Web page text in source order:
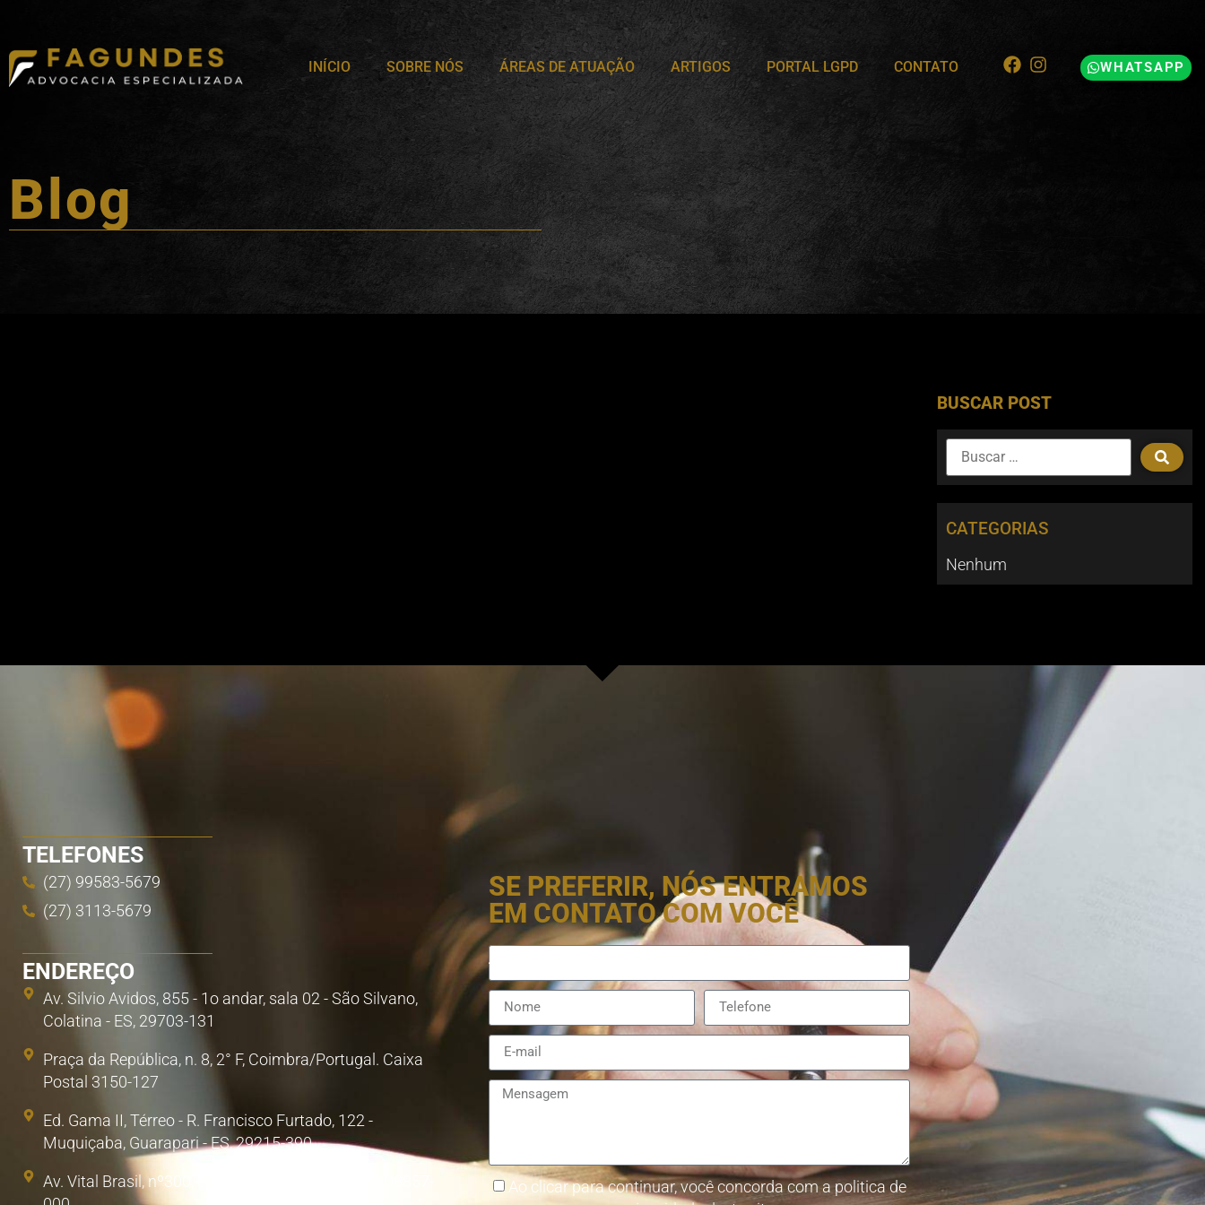
INÍCIO SOBRE NÓS ÁREAS DE ATUAÇÃO ARTIGOS PORTAL LGPD CONTATO WHATSAPP
Blog
BUSCAR POST
CATEGORIAS
Nenhum
TELEFONES
(27) 99583-5679
(27) 3113-5679
ENDEREÇO
Av. Silvio Avidos, 855 - 1o andar, sala 02 - São Silvano,
Colatina - ES, 29703-131
Praça da República, n. 8, 2° F, Coimbra/Portugal. Caixa
Postal 3150-127
Ed. Gama II, Térreo - R. Francisco Furtado, 122 -
Muquiçaba, Guarapari - ES, 29215-390
Av. Vital Brasil, nº300, Sala 1. Poá, São Paulo/SP. 08857-
SE PREFERIR, NÓS ENTRAMOS
EM CONTATO COM VOCÊ
Ao clicar para continuar, você concorda com a politica de